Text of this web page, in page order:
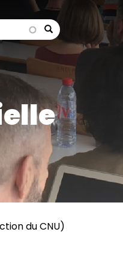
search
du CNU)